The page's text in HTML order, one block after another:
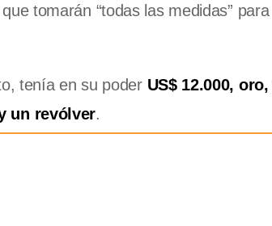
tomarán “todas las medidas” para
tenía en su poder US$ 12.000, oro,
un revólver.